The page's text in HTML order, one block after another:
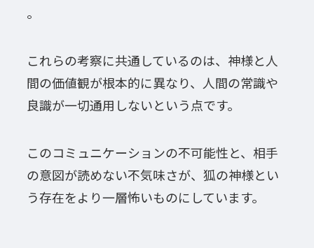
。
これらの考察に共通しているのは、神様と人
間の価値観が根本的に異なり、人間の常識や
良識が一切通用しないという点です。
このコミュニケーションの不可能性と、相手
の意図が読めない不気味さが、狐の神様とい
う存在をより一層怖いものにしています。